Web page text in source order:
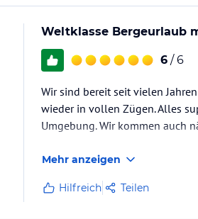
Weltklasse Bergeurlaub
6 / 6
Wir sind bereit seit vielen
wieder in vollen Zügen. Alles
Umgebung. Wir kommen auch
Mehr anzeigen
Hilfreich Teilen